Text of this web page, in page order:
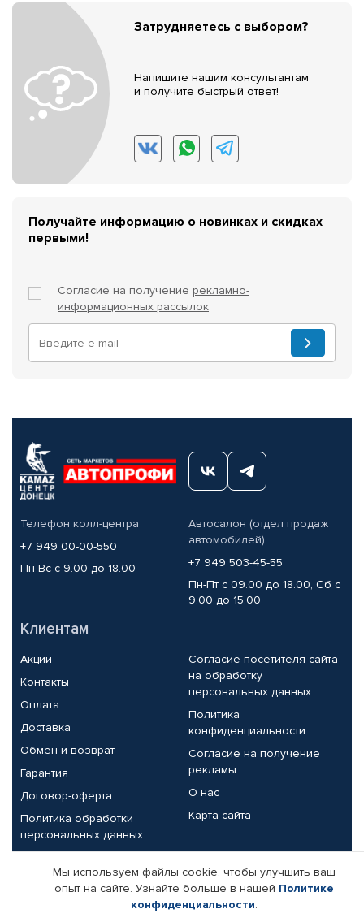
Затрудняетесь с выбором?
Напишите нашим консультантам
и получите быстрый ответ!
Получайте информацию о новинках и скидках
первыми!
Согласие на получение рекламно-
информационных рассылок
Телефон колл-центра
+7 949 00-00-550
Пн-Вс с 9.00 до 18.00
Автосалон (отдел продаж
автомобилей)
+7 949 503-45-55
Пн-Пт с 09.00 до 18.00, Сб с
9.00 до 15.00
Клиентам
Акции
Контакты
Оплата
Доставка
Обмен и возврат
Гарантия
Договор-оферта
Политика обработки
персональных данных
Согласие посетителя сайта
на обработку
персональных данных
Политика
конфиденциальности
Согласие на получение
рекламы
О нас
Карта сайта
Партнерам
Корпоративным клиентам
Реквизиты компании
Мы используем файлы cookie, чтобы улучшить ваш
опыт на сайте. Узнайте больше в нашей Политике
конфиденциальности.